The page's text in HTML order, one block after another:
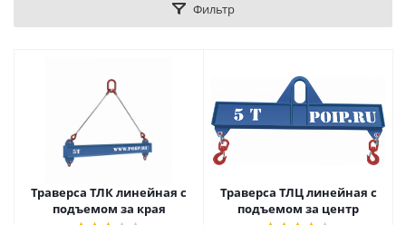
Фильтр
Траверса ТЛК линейная с
подъемом за края
Траверса ТЛЦ линейная с
подъемом за центр